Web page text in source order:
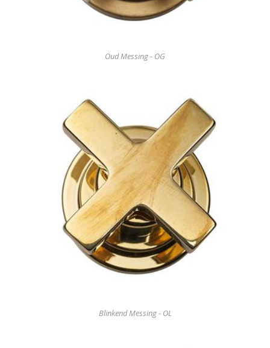
Oud Messing - OG
Blinkend Messing - OL